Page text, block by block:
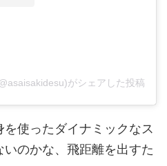
がシェアした投稿
使ったダイナミックなス
のかな、飛距離を出すた